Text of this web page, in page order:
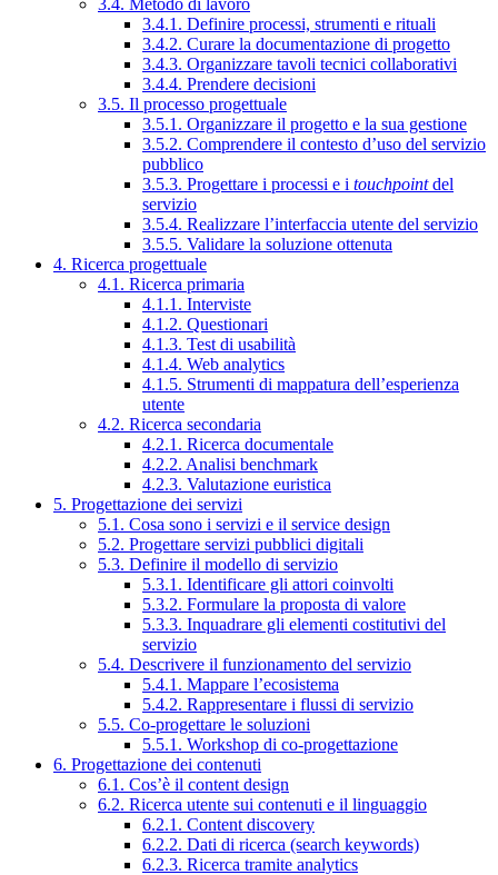
3.4. Metodo di lavoro
3.4.1. Definire processi, strumenti e rituali
3.4.2. Curare la documentazione di progetto
3.4.3. Organizzare tavoli tecnici collaborativi
3.4.4. Prendere decisioni
3.5. Il processo progettuale
3.5.1. Organizzare il progetto e la sua gestione
3.5.2. Comprendere il contesto d’uso del servizio
pubblico
3.5.3. Progettare i processi e i touchpointdel
servizio
3.5.4. Realizzare l’interfaccia utente del servizio
3.5.5. Validare la soluzione ottenuta
4. Ricerca progettuale
4.1. Ricerca primaria
4.1.1. Interviste
4.1.2. Questionari
4.1.3. Test di usabilità
4.1.4. Web analytics
4.1.5. Strumenti di mappatura dell’esperienza
utente
4.2. Ricerca secondaria
4.2.1. Ricerca documentale
4.2.2. Analisi benchmark
4.2.3. Valutazione euristica
5. Progettazione dei servizi
5.1. Cosa sono i servizi e il service design
5.2. Progettare servizi pubblici digitali
5.3. Definire il modello di servizio
5.3.1. Identificare gli attori coinvolti
5.3.2. Formulare la proposta di valore
5.3.3. Inquadrare gli elementi costitutivi del
servizio
5.4. Descrivere il funzionamento del servizio
5.4.1. Mappare l’ecosistema
5.4.2. Rappresentare i flussi di servizio
5.5. Co-progettare le soluzioni
5.5.1. Workshop di co-progettazione
6. Progettazione dei contenuti
6.1. Cos’è il content design
6.2. Ricerca utente sui contenuti e il linguaggio
6.2.1. Content discovery
6.2.2. Dati di ricerca (search keywords)
6.2.3. Ricerca tramite analytics